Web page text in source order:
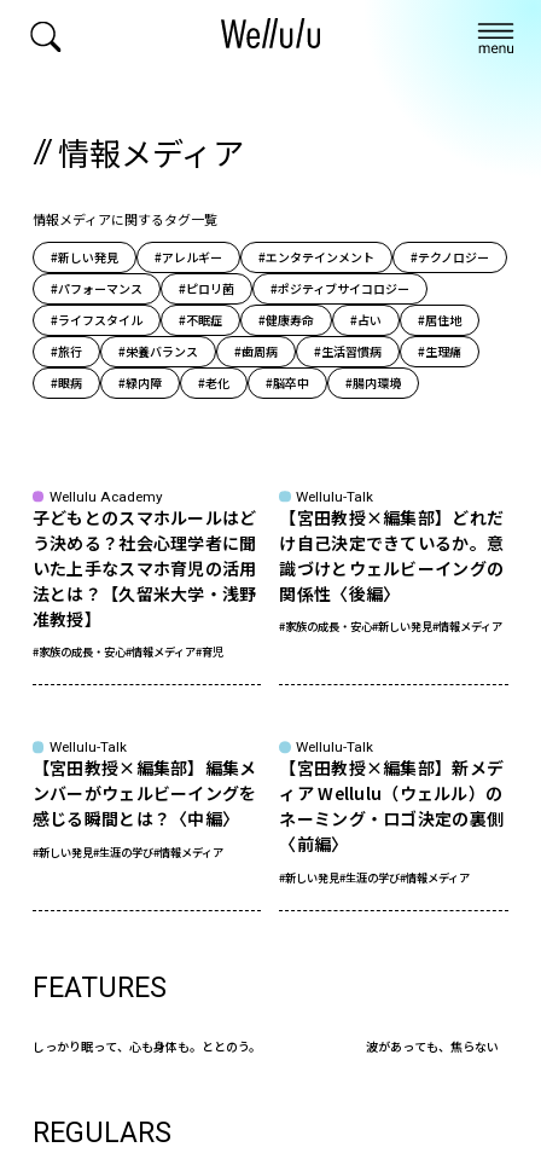
情報メディア
情報メディアに関するタグ一覧
#新しい発見 #アレルギー #エンタテインメント
#テクノロジー
#パフォーマンス
#ピロリ菌
#ポジティブサイコロジー
#ライフスタイル
#不眠症 #健康寿命 #占い
#居住地
#旅行
#栄養バランス #歯周病 #生活習慣病
#生理痛
#眼病
#緑内障 #老化 #脳卒中 #腸内環境
Wellulu Academy
子どもとのスマホルールはど
う決める？社会心理学者に聞
いた上手なスマホ育児の活用
法とは？【久留米大学・浅野
准教授】
#家族の成長・安心#情報メディア#育児
Wellulu-Talk
【宮田教授×編集部】どれだ
け自己決定できているか。意
識づけとウェルビーイングの
関係性〈後編〉
#家族の成長・安心#新しい発見#情報メディア
Wellulu-Talk
【宮田教授×編集部】編集メ
ンバーがウェルビーイングを
感じる瞬間とは？〈中編〉
#新しい発見#生涯の学び#情報メディア
Wellulu-Talk
【宮田教授×編集部】新メデ
ィア Wellulu（ウェルル）の
ネーミング・ロゴ決定の裏側
〈前編〉
#新しい発見#生涯の学び#情報メディア
FEATURES
しっかり眠って、心も身体も。ととのう。 波があっても、焦らない
REGULARS